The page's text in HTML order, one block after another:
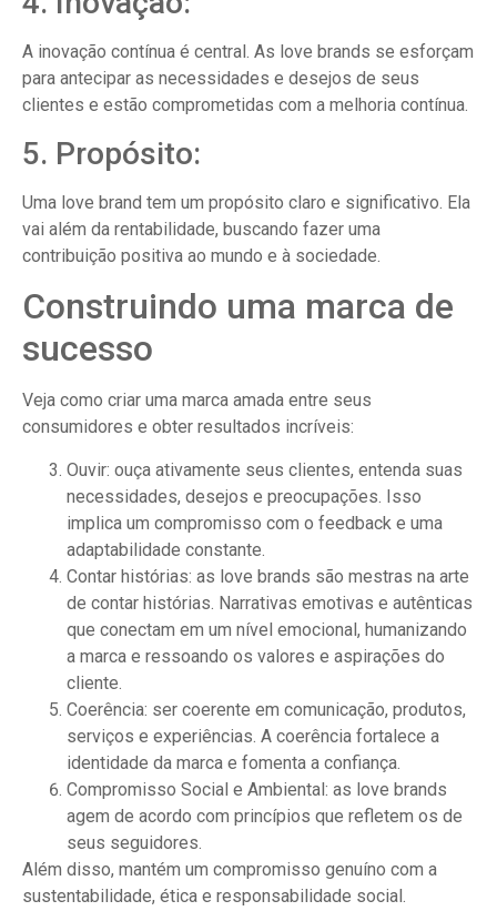
A inovação contínua é central. As love brands se esforçam
para antecipar as necessidades e desejos de seus
clientes e estão comprometidas com a melhoria contínua.
5. Propósito:
Uma love brand tem um propósito claro e significativo. Ela
vai além da rentabilidade, buscando fazer uma
contribuição positiva ao mundo e à sociedade.
Construindo uma marca de
sucesso
Veja como criar uma marca amada entre seus
consumidores e obter resultados incríveis:
Ouvir: ouça ativamente seus clientes, entenda suas
necessidades, desejos e preocupações. Isso
implica um compromisso com o feedback e uma
adaptabilidade constante.
Contar histórias: as love brands são mestras na arte
de contar histórias. Narrativas emotivas e autênticas
que conectam em um nível emocional, humanizando
a marca e ressoando os valores e aspirações do
cliente.
Coerência: ser coerente em comunicação, produtos,
serviços e experiências. A coerência fortalece a
identidade da marca e fomenta a confiança.
Compromisso Social e Ambiental: as love brands
agem de acordo com princípios que refletem os de
seus seguidores.
Além disso, mantém um compromisso genuíno com a
sustentabilidade, ética e responsabilidade social.